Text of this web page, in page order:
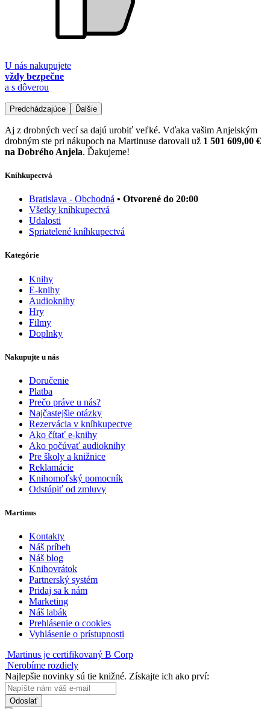
U nás nakupujete
vždy bezpečne
a s dôverou
Predchádzajúce Ďalšie
Aj z drobných vecí sa dajú urobiť veľké. Vďaka vašim Anjelským
drobným ste pri nákupoch na Martinuse darovali už 1 501 609,00 €
na Dobrého Anjela. Ďakujeme!
Kníhkupectvá
Bratislava - Obchodná • Otvorené do 20:00
Všetky kníhkupectvá
Udalosti
Spriatelené kníhkupectvá
Kategórie
Knihy
E-knihy
Audioknihy
Hry
Filmy
Doplnky
Nakupujte u nás
Doručenie
Platba
Prečo práve u nás?
Najčastejšie otázky
Rezervácia v kníhkupectve
Ako čítať e-knihy
Ako počúvať audioknihy
Pre školy a knižnice
Reklamácie
Knihomoľský pomocník
Odstúpiť od zmluvy
Martinus
Kontakty
Náš príbeh
Náš blog
Knihovrátok
Partnerský systém
Pridaj sa k nám
Marketing
Náš labák
Prehlásenie o cookies
Vyhlásenie o prístupnosti
Martinus je certifikovaný B Corp
Nerobíme rozdiely
Najlepšie novinky sú tie knižné. Získajte ich ako prví:
Odoslať